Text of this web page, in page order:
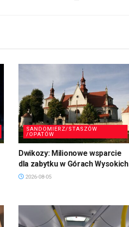
SANDOMIERZ/STASZÓW
/OPATÓW
Dwikozy: Milionowe wsparcie
dla zabytku w Górach Wysokich
2026-08-05